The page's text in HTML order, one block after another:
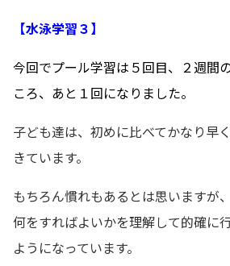
【水泳学習３】
今回でプール学習は５回目、２週間
ころ、あと１回になりました。
子ども達は、初めに比べてかなり早
きています。
もちろん慣れもあるとは思いますが
何をすればよいかを理解して的確に
ようになっています。